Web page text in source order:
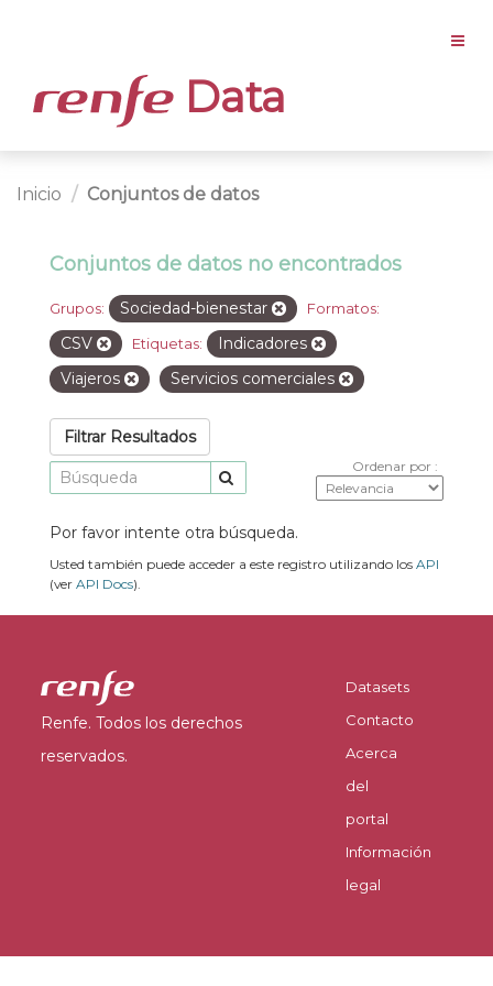
Data
Inicio Conjuntos de datos
Conjuntos de datos no encontrados
Grupos: Sociedad-bienestar Formatos:
CSV Etiquetas:
Indicadores
Viajeros
Servicios comerciales
Filtrar Resultados
Ordenar por
Por favor intente otra búsqueda.
Usted también puede acceder a este registro utilizando los API
(ver API Docs).
Renfe. Todos los derechos
reservados.
Datasets
Contacto
Acerca
del
portal
Información
legal